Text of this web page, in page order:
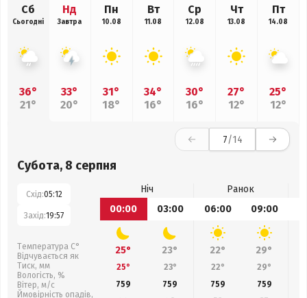
Сб
Сьогодні
36°
21°
Нд
Завтра
33°
20°
Пн
10.08
31°
18°
Вт
11.08
34°
16°
Ср
12.08
30°
16°
Чт
13.08
27°
12°
Пт
14.08
25°
12°
7/14
Субота, 8 серпня
Схід:05:12
Захід:19:57
Температура С°
Відчувається як
Тиск, мм
Вологість, %
Вітер, м/с
Ймовірність опадів,
Ніч
Ранок
00:00
03:00 06:00 09:00
25° 23° 22° 29°
25° 23° 22° 29°
759
759 759 759